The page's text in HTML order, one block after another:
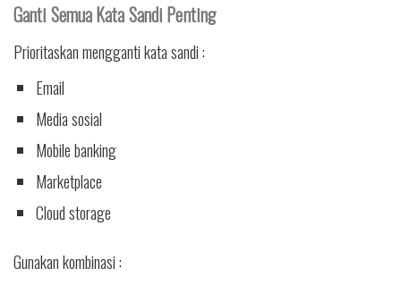
Ganti Semua Kata Sandi Penting
Prioritaskan mengganti kata sandi :
Email
Media sosial
Mobile banking
Marketplace
Cloud storage
Gunakan kombinasi :